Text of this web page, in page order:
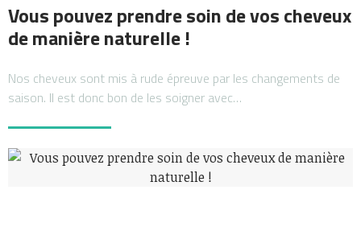
Vous pouvez prendre soin de vos cheveux
de manière naturelle !
Nos cheveux sont mis à rude épreuve par les changements de
saison. Il est donc bon de les soigner avec…